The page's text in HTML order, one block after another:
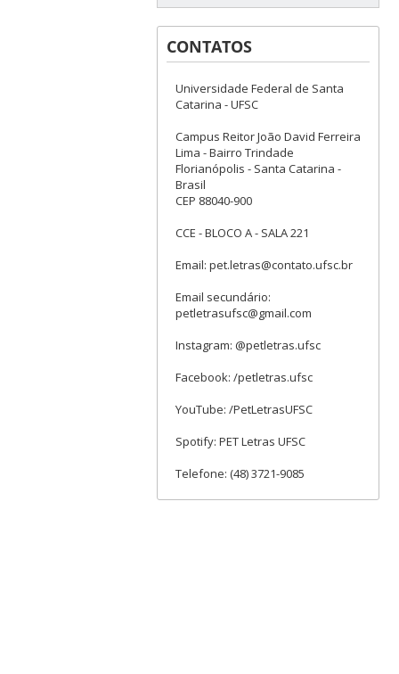
CONTATOS
Universidade Federal de Santa
Catarina - UFSC
Campus Reitor João David Ferreira
Lima - Bairro Trindade
Florianópolis - Santa Catarina -
Brasil
CEP 88040-900
CCE - BLOCO A - SALA 221
Email: pet.letras@contato.ufsc.br
Email secundário:
petletrasufsc@gmail.com
Instagram: @petletras.ufsc
Facebook: /petletras.ufsc
YouTube: /PetLetrasUFSC
Spotify: PET Letras UFSC
Telefone: (48) 3721-9085